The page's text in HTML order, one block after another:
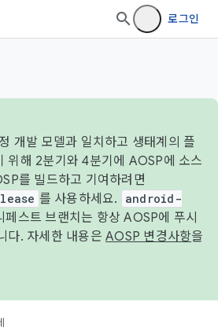
로그인
개발 모델과 일치하고 생태계의 플
위해 2분기와 4분기에 AOSP에 소스
를 빌드하고 기여하려면
를 사용하세요.
android-
페스트 브랜치는 항상 AOSP에 푸시
다. 자세한 내용은 AOSP 변경사항을